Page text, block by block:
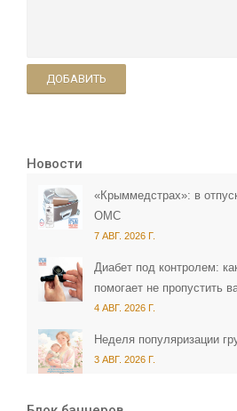
ДОБАВИТЬ
Новости
«Крыммедстрах»: в
ОМС
7 АВГ. 2026 Г.
Диабет под контролем:
помогает не пропустить
4 АВГ. 2026 Г.
Неделя популяризации
3 АВГ. 2026 Г.